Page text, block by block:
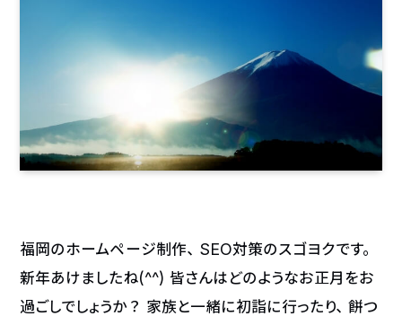
福岡のホームページ制作、SEO対策のスゴヨクです。
新年あけましたね(^^) 皆さんはどのようなお正月をお
過ごしでしょうか？ 家族と一緒に初詣に行ったり、餅つ